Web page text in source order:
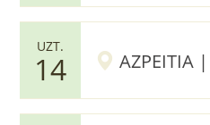
UZT.
14 AZPEITIA